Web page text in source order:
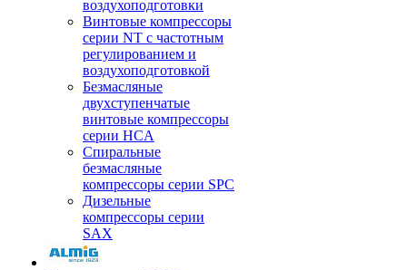
воздухоподготовки
Винтовые компрессоры
серии NT с частотным
регулированием и
воздухоподготовкой
Безмасляные
двухступенчатые
винтовые компрессоры
серии HCA
Спиральные
безмасляные
компрессоры серии SPC
Дизельные
компрессоры серии
SAX